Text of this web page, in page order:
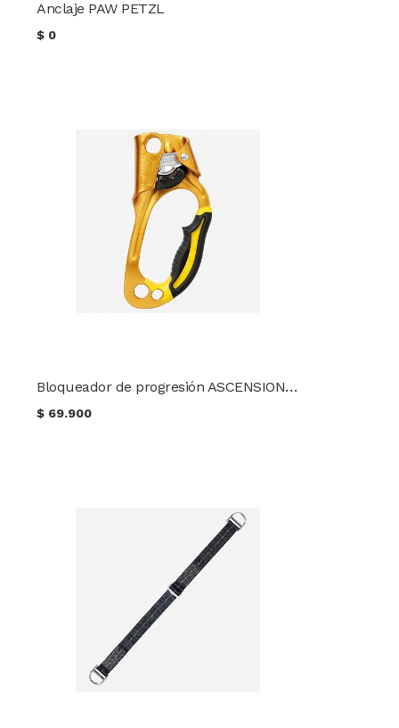
Anclaje PAW PETZL
$ 0
Bloqueador de progresión ASCENSION Derecho PETZL
$ 69.900